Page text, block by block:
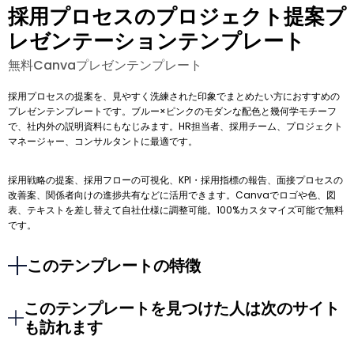
採用プロセスのプロジェクト提案プ
レゼンテーションテンプレート
無料Canvaプレゼンテンプレート
採用プロセスの提案を、見やすく洗練された印象でまとめたい方におすすめの
プレゼンテンプレートです。ブルー×ピンクのモダンな配色と幾何学モチーフ
で、社内外の説明資料にもなじみます。HR担当者、採用チーム、プロジェクト
マネージャー、コンサルタントに最適です。
採用戦略の提案、採用フローの可視化、KPI・採用指標の報告、面接プロセスの
改善案、関係者向けの進捗共有などに活用できます。Canvaでロゴや色、図
表、テキストを差し替えて自社仕様に調整可能。100%カスタマイズ可能で無料
です。
このテンプレートの特徴
このテンプレートを見つけた人は次のサイト
も訪れます